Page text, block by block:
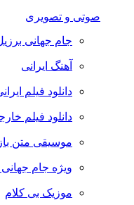
صوتی و تصویری
جام جهانی برزیل 2014
آهنگ ایرانی
دانلود فیلم ایرانی
دانلود فیلم خارجی
موسیقی متن بازی و
ویژه جام جهانی 2018 روسیه
موزیک بی کلام